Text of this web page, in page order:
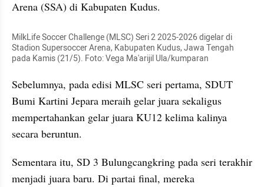
Arena (SSA) di Kabupaten Kudus.
MilkLife Soccer Challenge (MLSC) Seri 2 2025-2026 digelar di
Stadion Supersoccer Arena, Kabupaten Kudus, Jawa Tengah
pada Kamis (21/5). Foto: Vega Ma'arijil Ula/kumparan
Sebelumnya, pada edisi MLSC seri pertama, SDUT
Bumi Kartini Jepara meraih gelar juara sekaligus
mempertahankan gelar juara KU12 kelima kalinya
secara beruntun.
Sementara itu, SD 3 Bulungcangkring pada seri terakhir
menjadi juara baru. Di partai final, mereka